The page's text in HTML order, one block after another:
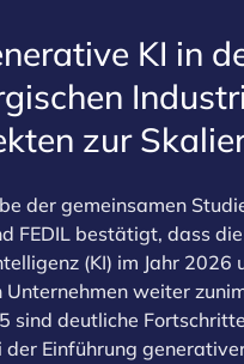
KI in
zur
der gemeinsamen
FEDIL bestätigt, dass
(KI) im Jahr 2026
Unternehmen weiter
sind deutliche
der Einführung